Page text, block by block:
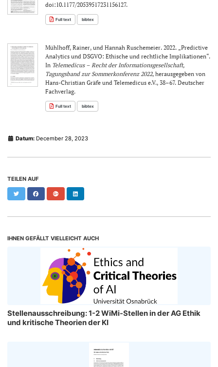
doi:10.1177/20539517231156127.
Full text bibtex
Mühlhoff, Rainer, und Hannah Ruschemeier. 2022. „Predictive
Analytics und DSGVO: Ethische und rechtliche Implikationen“.
In Telemedicus – Recht der Informationsgesellschaft,
Tagungsband zur Sommerkonferenz 2022, herausgegeben von
Hans-Christian Gräfe und Telemedicus e.V., 38–67. Deutscher
Fachverlag.
Full text bibtex
Datum: December 28, 2023
TEILEN AUF
Twitter FacebookGoogle+
IHNEN GEFÄLLT VIELLEICHT AUCH
Stellenausschreibung: 1-2 WiMi-Stellen in der AG Ethik
und kritische Theorien der KI